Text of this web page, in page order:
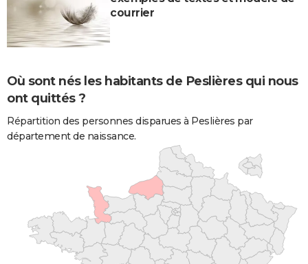
courrier
Où sont nés les habitants de Peslières qui nous
ont quittés ?
Répartition des personnes disparues à Peslières par
département de naissance.